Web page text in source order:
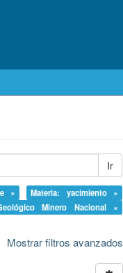
Ir
×
Materia: yacimiento ×
Minero Nacional ×
Mostrar filtros avanzados